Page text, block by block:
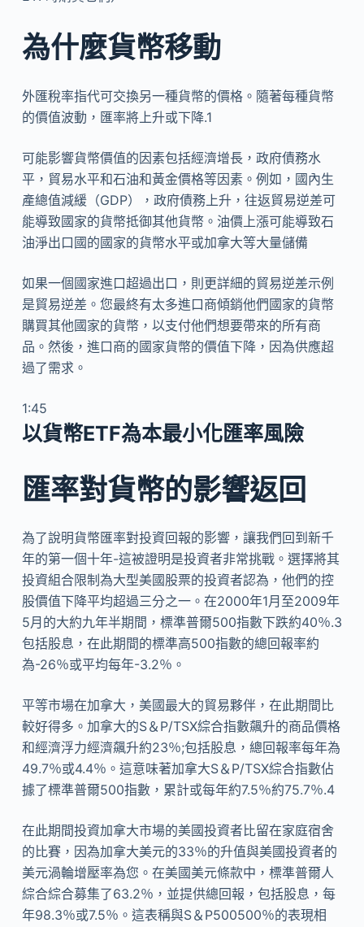
為什麼貨幣移動
外匯稅率指代可交換另一種貨幣的價格。隨著每種貨幣
的價值波動，匯率將上升或下降.1
可能影響貨幣價值的因素包括經濟增長，政府債務水
平，貿易水平和石油和黃金價格等因素。例如，國內生
產總值減緩（GDP），政府債務上升，往返貿易逆差可
能導致國家的貨幣抵御其他貨幣。油價上漲可能導致石
油淨出口國的國家的貨幣水平或加拿大等大量儲備
如果一個國家進口超過出口，則更詳細的貿易逆差示例
是貿易逆差。您最終有太多進口商傾銷他們國家的貨幣
購買其他國家的貨幣，以支付他們想要帶來的所有商
品。然後，進口商的國家貨幣的價值下降，因為供應超
過了需求。
1:45
以貨幣ETF為本最小化匯率風險
匯率對貨幣的影響返回
為了說明貨幣匯率對投資回報的影響，讓我們回到新千
年的第一個十年-這被證明是投資者非常挑戰。選擇將其
投資組合限制為大型美國股票的投資者認為，他們的控
股價值下降平均超過三分之一。在2000年1月至2009年
5月的大約九年半期間，標準普爾500指數下跌約40％.3
包括股息，在此期間的標準高500指數的總回報率約
為-26％或平均每年-3.2％。
平等市場在加拿大，美國最大的貿易夥伴，在此期間比
較好得多。加拿大的S＆P/TSX綜合指數飆升的商品價格
和經濟浮力經濟飆升約23％;包括股息，總回報率每年為
49.7％或4.4％。這意味著加拿大S＆P/TSX綜合指數佔
據了標準普爾500指數，累計或每年約7.5％約75.7％.4
在此期間投資加拿大市場的美國投資者比留在家庭宿舍
的比賽，因為加拿大美元的33％的升值與美國投資者的
美元渦輪增壓率為您。在美國美元條款中，標準普爾人
綜合綜合募集了63.2％，並提供總回報，包括股息，每
年98.3％或7.5％。這表稱與S＆P500500％的表現相